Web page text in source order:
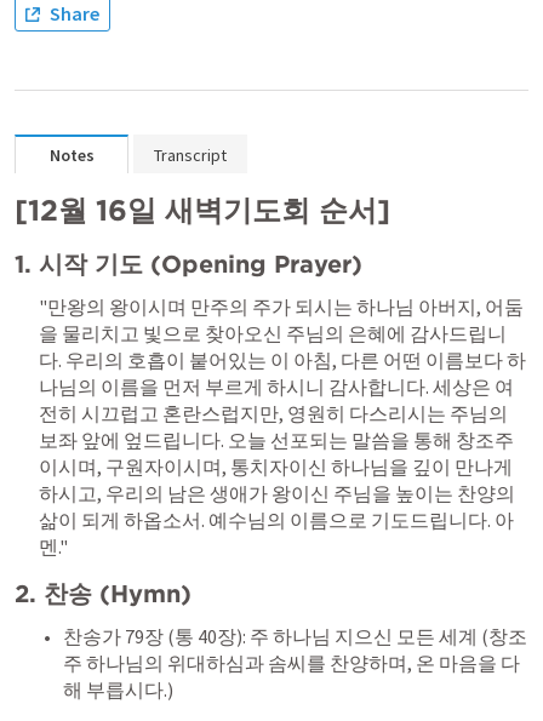
Share
Notes Transcript
[12월 16일 새벽기도회 순서]
1. 시작 기도 (Opening Prayer)
"만왕의 왕이시며 만주의 주가 되시는 하나님 아버지, 어둠
을 물리치고 빛으로 찾아오신 주님의 은혜에 감사드립니
다. 우리의 호흡이 붙어있는 이 아침, 다른 어떤 이름보다 하
나님의 이름을 먼저 부르게 하시니 감사합니다. 세상은 여
전히 시끄럽고 혼란스럽지만, 영원히 다스리시는 주님의
보좌 앞에 엎드립니다. 오늘 선포되는 말씀을 통해 창조주
이시며, 구원자이시며, 통치자이신 하나님을 깊이 만나게
하시고, 우리의 남은 생애가 왕이신 주님을 높이는 찬양의
삶이 되게 하옵소서. 예수님의 이름으로 기도드립니다. 아
멘."
2. 찬송 (Hymn)
찬송가 79장 (통 40장): 주 하나님 지으신 모든 세계 (창조
주 하나님의 위대하심과 솜씨를 찬양하며, 온 마음을 다
해 부릅시다.)